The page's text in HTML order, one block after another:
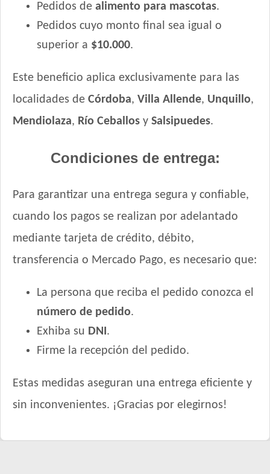
Pedidos de alimento para mascotas.
Pedidos cuyo monto final sea igual o
superior a $10.000.
Este beneficio aplica exclusivamente para las
localidades de Córdoba, Villa Allende, Unquillo,
Mendiolaza, Río Ceballos y Salsipuedes.
Condiciones de entrega:
Para garantizar una entrega segura y confiable,
cuando los pagos se realizan por adelantado
mediante tarjeta de crédito, débito,
transferencia o Mercado Pago, es necesario que:
La persona que reciba el pedido conozca el
número de pedido.
Exhiba su DNI.
Firme la recepción del pedido.
Estas medidas aseguran una entrega eficiente y
sin inconvenientes. ¡Gracias por elegirnos!